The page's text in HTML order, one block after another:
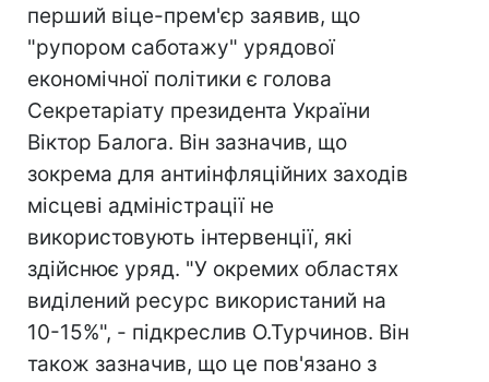
перший віце-прем'єр заявив, що
"рупором саботажу" урядової
економічної політики є голова
Секретаріату президента України
Віктор Балога. Він зазначив, що
зокрема для антиінфляційних заходів
місцеві адміністрації не
використовують інтервенції, які
здійснює уряд. "У окремих областях
виділений ресурс використаний на
10-15%", - підкреслив О.Турчинов. Він
також зазначив, що це пов'язано з